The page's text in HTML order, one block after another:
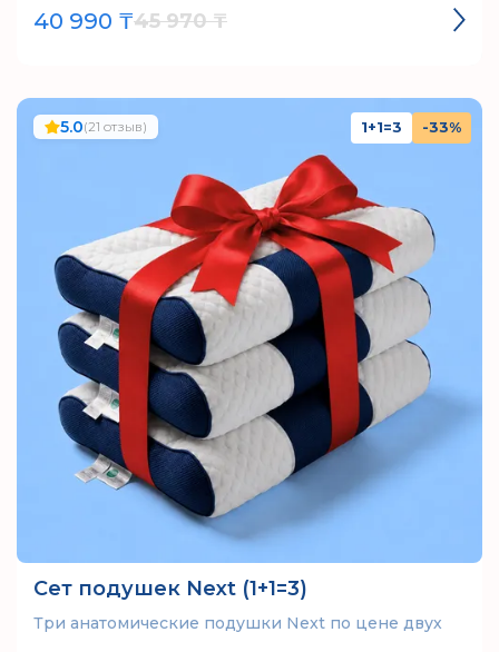
40 990 ₸45 970 ₸
5.0(21 отзыв) 1+1=3 -33%
Сет подушек Next (1+1=3)
Три анатомические подушки Next по цене двух